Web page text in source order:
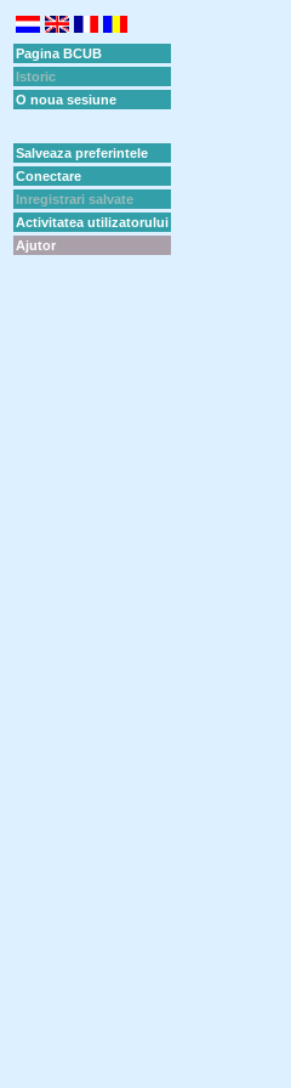
Pagina BCUB
Istoric
O noua sesiune
Salveaza preferintele
Conectare
Inregistrari salvate
Activitatea utilizatorului
Ajutor